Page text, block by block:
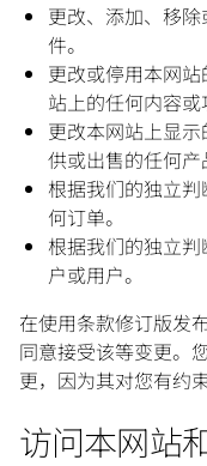
更改、添加、移
件。
更改或停用本网
站上的任何内容或
更改本网站上显
供或出售的任何产
根据我们的独立
何订单。
根据我们的独立
户或用户。
在使用条款修订版发
同意接受该等变更。
更，因为其对您有约
访问本网站